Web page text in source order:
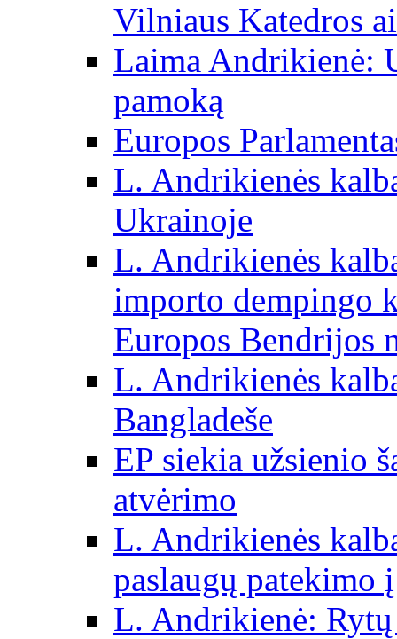
Vilniaus Katedros
Laima Andrikienė:
pamoką
Europos
L. Andrikienės
Ukrainoje
L. Andrikienės
importo dempingo
Europos Bendrijos
L. Andrikienės
Bangladeše
EP siekia užsienio
atvėrimo
L. Andrikienės
paslaugų
L. Andrikienė: